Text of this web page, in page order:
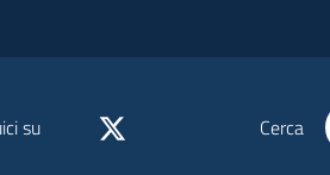
su Cerca